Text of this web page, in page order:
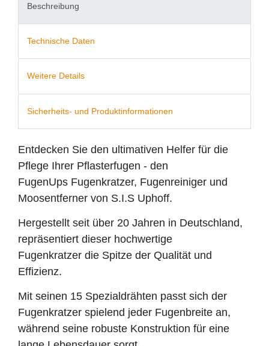
Beschreibung
Technische Daten
Weitere Details
Sicherheits- und Produktinformationen
Entdecken Sie den ultimativen Helfer für die
Pflege Ihrer Pflasterfugen - den
FugenUps Fugenkratzer, Fugenreiniger und
Moosentferner von S.I.S Uphoff.
Hergestellt seit über 20 Jahren in Deutschland,
repräsentiert dieser hochwertige
Fugenkratzer die Spitze der Qualität und
Effizienz.
Mit seinen 15 Spezialdrähten passt sich der
Fugenkratzer spielend jeder Fugenbreite an,
während seine robuste Konstruktion für eine